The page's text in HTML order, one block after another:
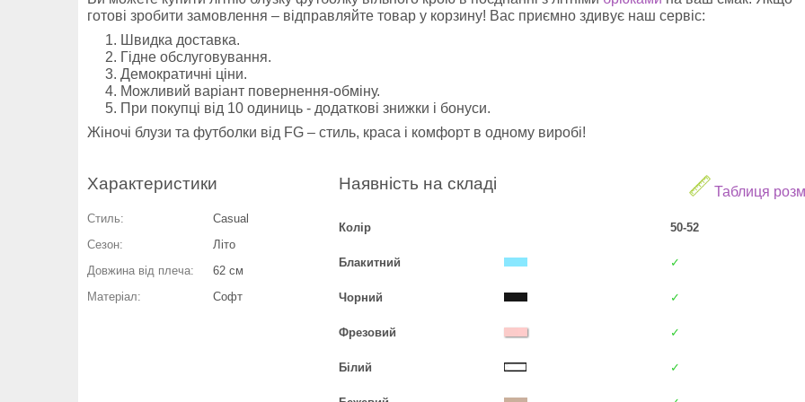
готові зробити замовлення – відправляйте товар у корзину! Вас приємно здивує наш сервіс:
1. Швидка доставка.
2. Гідне обслуговування.
3. Демократичні ціни.
4. Можливий варіант повернення-обміну.
5. При покупці від 10 одиниць - додаткові знижки і бонуси.
Жіночі блузи та футболки від FG – стиль, краса і комфорт в одному виробі!
Характеристики
Стиль:
Casual
Сезон:
Літо
Довжина від плеча:
62 см
Матеріал:
Софт
Таблиця
Наявність на складі
Колір 50-52
Блакитний ✓
Чорний ✓
Фрезовий ✓
Білий ✓